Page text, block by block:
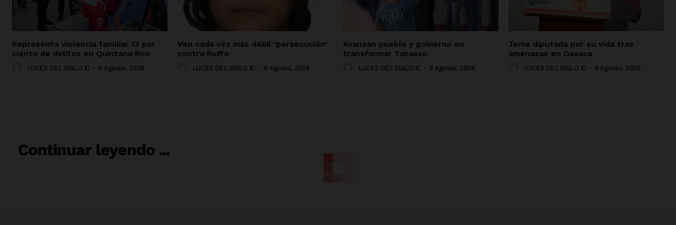
Representa violencia familiar 13 por
ciento de delitos en Quintana Roo
LUCES DEL SIGLO IC - 9 Agosto, 2026
Ven cada vez más débil ‘persecución’
contra Ruffo
LUCES DEL SIGLO IC - 9 Agosto, 2026
Avanzan pueblo y gobierno en
transformar Tabasco
LUCES DEL SIGLO IC - 9 Agosto, 2026
Teme diputada por su vida tras
amenazas en Oaxaca
LUCES DEL SIGLO IC - 9 Agosto, 2026
Continuar leyendo ...
RELACIONADO